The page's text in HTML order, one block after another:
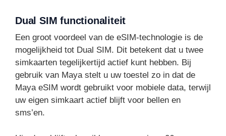
Dual SIM functionaliteit
Een groot voordeel van de eSIM-technologie is de
mogelijkheid tot Dual SIM. Dit betekent dat u twee
simkaarten tegelijkertijd actief kunt hebben. Bij
gebruik van Maya stelt u uw toestel zo in dat de
Maya eSIM wordt gebruikt voor mobiele data, terwijl
uw eigen simkaart actief blijft voor bellen en
sms’en.